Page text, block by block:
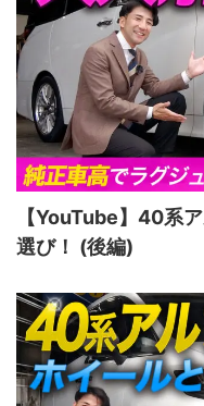
【YouTube】40系
選び！ (後編)